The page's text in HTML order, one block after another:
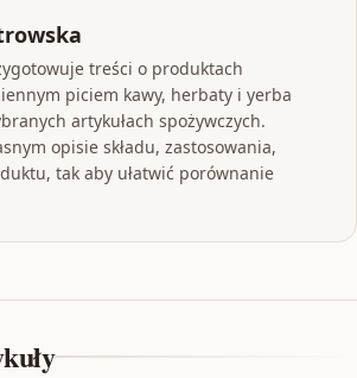
treści o produktach
piciem kawy, herbaty i yerba
artykułach spożywczych.
opisie składu, zastosowania,
tak aby ułatwić porównanie